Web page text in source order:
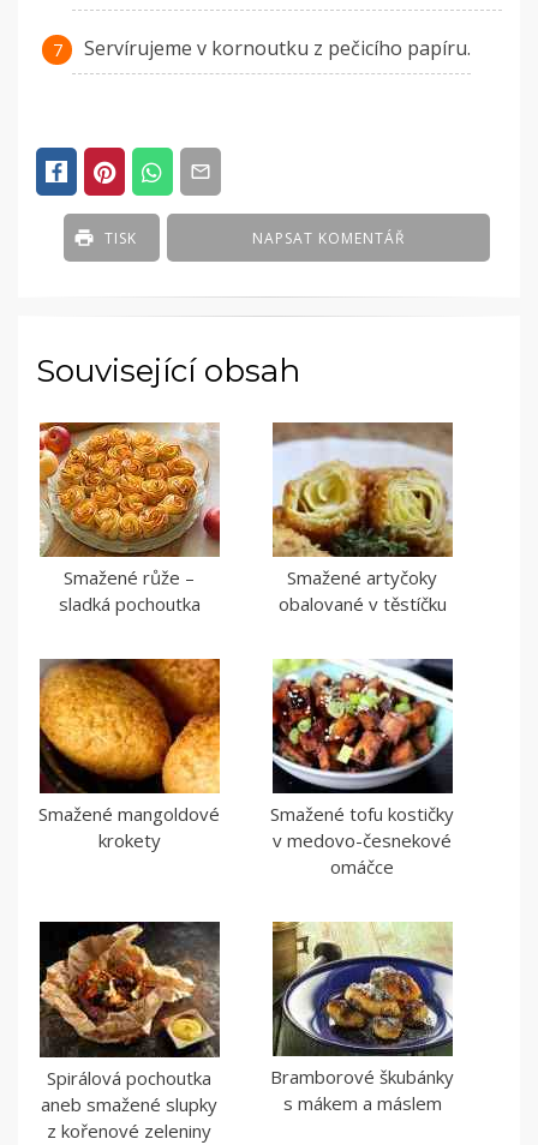
Servírujeme v kornoutku z pečicího papíru.
NAPSAT KOMENTÁŘ
TISK
Související obsah
Smažené růže –
sladká pochoutka
Smažené artyčoky
obalované v těstíčku
Smažené mangoldové
krokety
Smažené tofu kostičky
v medovo-česnekové
omáčce
Spirálová pochoutka
aneb smažené slupky
z kořenové zeleniny
Bramborové škubánky
s mákem a máslem